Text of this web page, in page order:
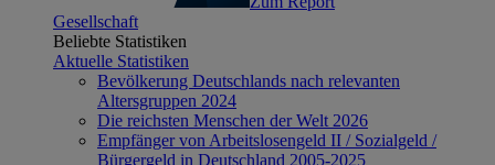
Gesellschaft
Beliebte Statistiken
Aktuelle Statistiken
Bevölkerung Deutschlands nach relevanten
Altersgruppen 2024
Die reichsten Menschen der Welt 2026
Empfänger von Arbeitslosengeld II / Sozialgeld /
Bürgergeld in Deutschland 2005-2025